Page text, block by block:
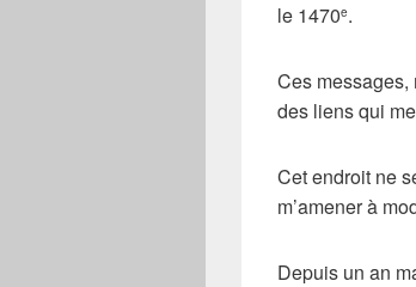
le 1470e.
Ces messages,
des liens qui
Cet endroit ne
m’amener à
Depuis un an